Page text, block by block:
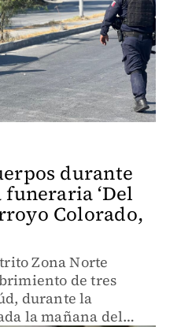
durante
‘Del
Colorado,
Zona Norte
de tres
durante la
la mañana del